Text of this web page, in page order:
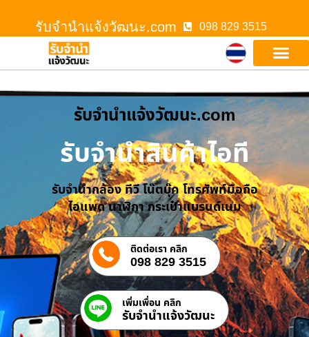
รับจํานําแจ้งวัฒนะ.com 098 829 3515
รับจํานําแจ้งวัฒนะ.com
รับจำนำสินค้าไอที
รับจำนำกล้อง ทีวี โน๊ตบุ๊ค โทรศัพท์มือถือ
ไอแพด นาฬิกา กระเป๋าแบรนด์เนม
ติดต่อเรา คลิก
098 829 3515
เพิ่มเพื่อน คลิก
รับจํานําแจ้งวัฒนะ